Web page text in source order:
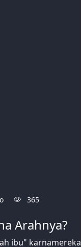
365
Arahnya?
ibu" karnamereka